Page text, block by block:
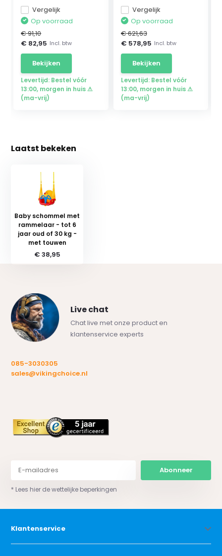
Vergelijk
Op voorraad
€ 91,10
€ 82,95 Incl. btw
Bekijken
Levertijd: Bestel vóór
13:00, morgen in huis ⚠
(ma-vrij)
Vergelijk
Op voorraad
€ 621,63
€ 578,95 Incl. btw
Bekijken
Levertijd: Bestel vóór
13:00, morgen in huis ⚠
(ma-vrij)
Laatst bekeken
Baby schommel met
rammelaar - tot 6
jaar oud of 30 kg -
met touwen
€ 38,95
Live chat
Chat live met onze product en
klantenservice experts
085-3030305
sales@vikingchoice.nl
Abonneer
* Lees hier de wettelijke beperkingen
Klantenservice